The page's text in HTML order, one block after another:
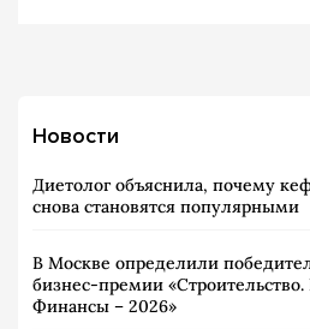
Новости
Диетолог объяснила, почему
снова становятся популярными
В Москве определили
бизнес-премии «Строительство.
Финансы – 2026»